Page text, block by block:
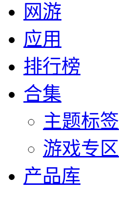
网游
应用
排行榜
合集
主题标签
游戏专区
产品库